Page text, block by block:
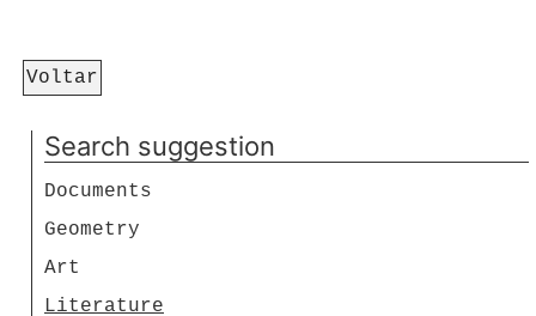
Voltar
Search suggestion
Documents
Geometry
Art
Literature